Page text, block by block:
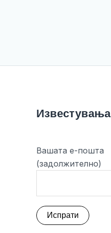
Известувања
Вашата е-пошта
(задолжително)